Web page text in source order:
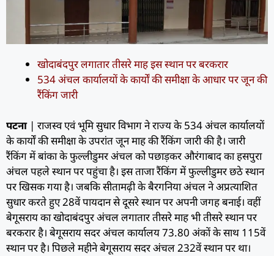
खोदाबंदपुर लगातार तीसरे माह इस स्थान पर बरकरार
534 अंचल कार्यालयों के कार्यों की समीक्षा के आधार पर जून की
रैंकिंग जारी
पटना| राजस्व एवं भूमि सुधार विभाग ने राज्य के 534 अंचल कार्यालयों
के कार्यों की समीक्षा के उपरांत जून माह की रैंकिंग जारी की है। जारी
रैंकिंग में बांका के फुल्लीडुमर अंचल को पछाड़कर औरंगाबाद का हसपुरा
अंचल पहले स्थान पर पहुंचा है। इस ताजा रैंकिंग में फुल्लीडुमर छठे स्थान
पर खिसक गया है। जबकि सीतामढ़ी के बैरगनिया अंचल ने अप्रत्याशित
सुधार करते हुए 28वें पायदान से दूसरे स्थान पर अपनी जगह बनाई। वहीं
बेगूसराय का खोदाबंदपुर अंचल लगातार तीसरे माह भी तीसरे स्थान पर
बरकरार है। बेगूसराय सदर अंचल कार्यालय 73.80 अंकों के साथ 115वें
स्थान पर है। पिछले महीने बेगूसराय सदर अंचल 232वें स्थान पर था।